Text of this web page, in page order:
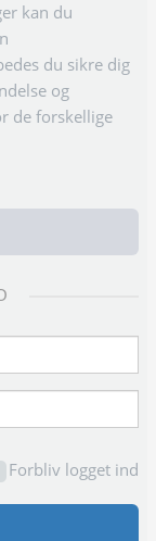
kan du
du sikre dig
og
de forskellige
Forbliv logget ind